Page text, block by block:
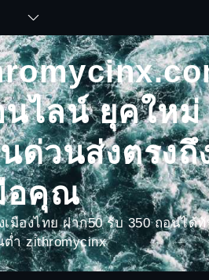
ไลน์ ยุคใหม่
ด่วนส่งตรงถึ
อคุณ
มืองไทย ฝาก50 รับ 350 ถอนได้
ำ zithromycinx